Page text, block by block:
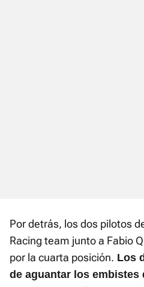
Por detrás, los dos pilotos
Racing team junto a Fabio
por la cuarta posición. Los
de aguantar los embistes